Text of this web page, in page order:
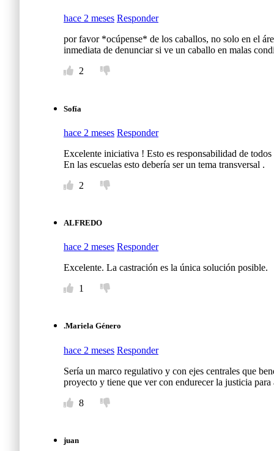
hace 2 meses Responder
por favor *ocúpense* de los caballos, no solo en el
inmediata de denunciar si ve un caballo en malas
2
Sofía
hace 2 meses Responder
Excelente iniciativa ! Esto es responsabilidad de
En las escuelas esto debería ser un tema transversal .
2
ALFREDO
hace 2 meses Responder
Excelente. La castración es la única solución posible.
1
.Mariela Género
hace 2 meses Responder
Sería un marco regulativo y con ejes centrales que
proyecto y tiene que ver con endurecer la justicia
8
juan